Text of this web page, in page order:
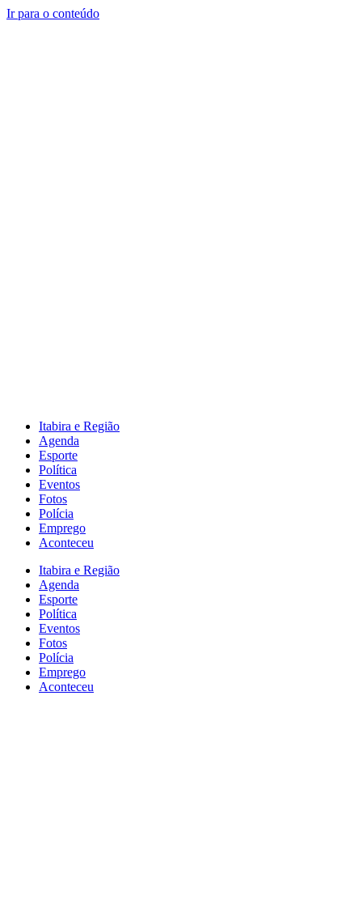
Ir para o conteúdo
Itabira e Região
Agenda
Esporte
Política
Eventos
Fotos
Polícia
Emprego
Aconteceu
Itabira e Região
Agenda
Esporte
Política
Eventos
Fotos
Polícia
Emprego
Aconteceu